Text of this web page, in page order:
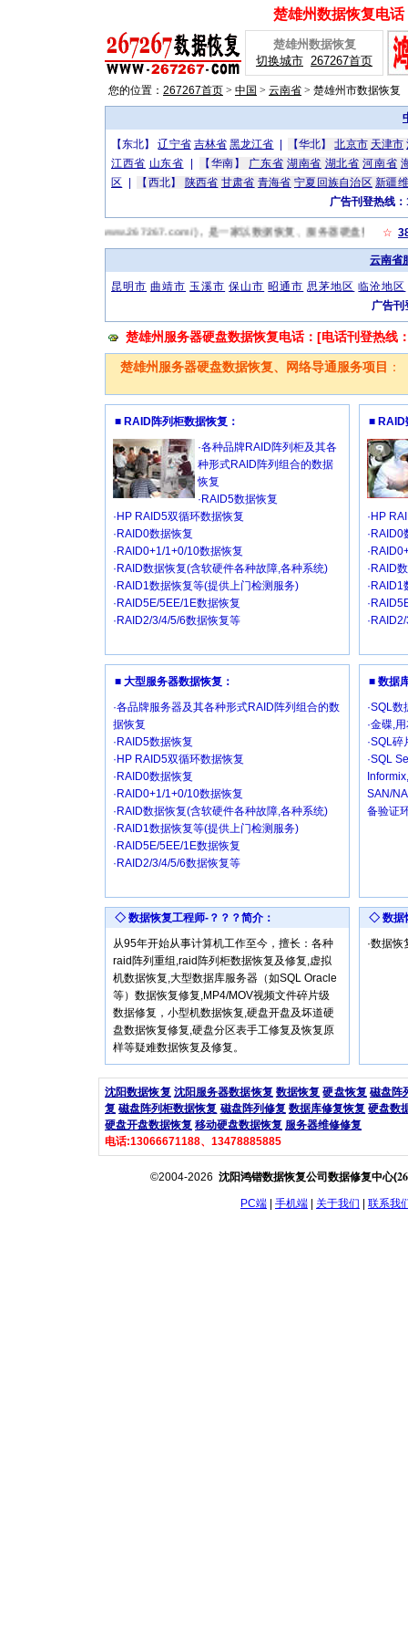
楚雄州数据恢复电
楚雄州数据恢复
切换城市 267267首页
您的位置： 267267首页 > 中国 > 云南省 > 楚雄州市数据恢复
【东北】辽宁省 吉林省 黑龙江省 【华北】北京市 天津市
江西省 山东省 【华南】 广东省 湖南省 湖北省 河南省
区
【西北】 陕西省 甘肃省 青海省 宁夏回族自治区 新疆
广告刊登热线
数据恢复网(http://www.267267.com/)，是一家以数据恢复、服务器硬盘数据恢☆
云南省
昆明市 曲靖市 玉溪市 保山市 昭通市 思茅地区 临沧地区
广告
楚雄州服务器硬盘数据恢复电话：[电话刊登热线
楚雄州服务器硬盘数据恢复、网络导通服务项目 ：
■ RAID阵列柜数据恢复：
·各种品牌RAID阵列柜及其各
种形式RAID阵列组合的数据
恢复
·RAID5数据恢复
·HP RAID5双循环数据恢复
·RAID0数据恢复
·RAID0+1/1+0/10数据恢复
·RAID数据恢复(含软硬件各种故障,各种系统)
·RAID1数据恢复等(提供上门检测服务)
·RAID5E/5EE/1E数据恢复
·RAID2/3/4/5/6数据恢复等
■ RAID
·HP
·RAID0
·RAID
■ 大型服务器数据恢复：
·各品牌服务器及其各种形式RAID阵列组合的数
据恢复
·RAID5数据恢复
·HP RAID5双循环数据恢复
·RAID0数据恢复
·RAID0+1/1+0/10数据恢复
·RAID数据恢复(含软硬件各种故障,各种系统)
·RAID1数据恢复等(提供上门检测服务)
·RAID5E/5EE/1E数据恢复
·RAID2/3/4/5/6数据恢复等
■ 数据
·SQL
·金碟,
·SQL
·SQL
SAN/
备验证
◇ 数据恢复工程师-？？？简介：
从95年开始从事计算机工作至今，擅长：各种
raid阵列重组,raid阵列柜数据恢复及修复,虚拟
机数据恢复,大型数据库服务器（如SQL Oracle
等）数据恢复修复,MP4/MOV视频文件碎片级
数据修复，小型机数据恢复,硬盘开盘及坏道硬
盘数据恢复修复,硬盘分区表手工修复及恢复原
样等疑难数据恢复及修复。
◇ 数据
·数据
沈阳数据恢复 沈阳服务器数据恢复 数据恢复 硬盘恢复 磁盘阵
复 磁盘阵列柜数据恢复 磁盘阵列修复 数据库修复恢复 硬盘数
硬盘开盘数据恢复 移动硬盘数据恢复 服务器维修修复
电话:13066671188、13478885885
©2004-2026 沈阳鸿锴数据恢复公司数据修复中心(
PC端 手机端 关于我们 联系我